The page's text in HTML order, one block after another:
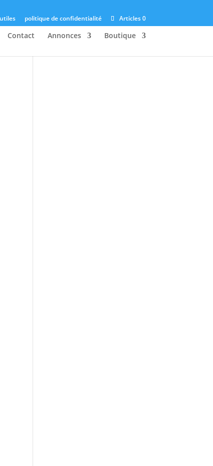
politique de confidentialité Articles 0
Contact Annonces Boutique